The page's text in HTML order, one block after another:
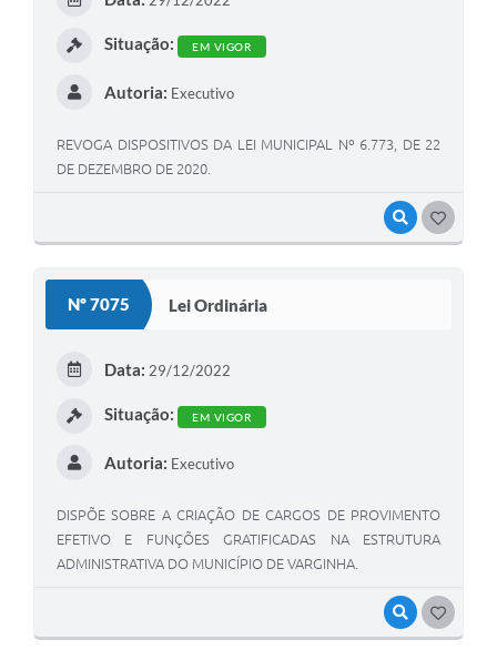
VISUALIZAR
Situação: EM VIGOR
Autoria: Executivo
REVOGA DISPOSITIVOS DA LEI MUNICIPAL Nº 6.773, DE 22
DE DEZEMBRO DE 2020.
Nº 7075 Lei Ordinária
VISUALIZAR
Data: 29/12/2022
Situação: EM VIGOR
Autoria: Executivo
DISPÕE SOBRE A CRIAÇÃO DE CARGOS DE PROVIMENTO
EFETIVO E FUNÇÕES GRATIFICADAS NA ESTRUTURA
ADMINISTRATIVA DO MUNICÍPIO DE VARGINHA.